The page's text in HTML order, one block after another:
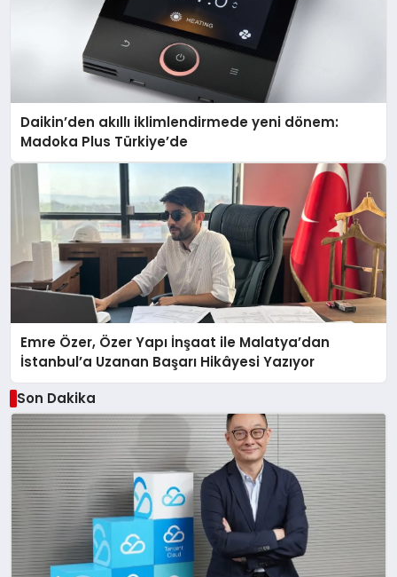
Daikin’den akıllı iklimlendirmede yeni dönem:
Madoka Plus Türkiye’de
Emre Özer, Özer Yapı İnşaat ile Malatya’dan
İstanbul’a Uzanan Başarı Hikâyesi Yazıyor
Son Dakika